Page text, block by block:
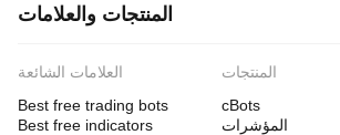
المنتجات والعلامات
العلامات الشائعة
Best free trading bots
Best free indicators
المنتجات
cBots
المؤشرات